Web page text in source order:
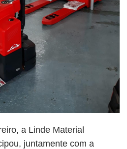
a Linde Material
juntamente com a